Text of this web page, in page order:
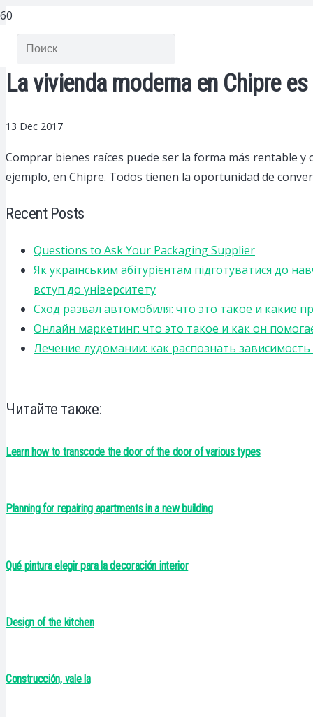
La vivienda moderna en Chipre
13 Dec 2017
Comprar bienes raíces puede ser la forma más rentable
ejemplo, en Chipre. Todos tienen la oportunidad de
Recent Posts
Questions to Ask Your Packaging Supplier
Як українським абітурієнтам підготуватися до
вступ до університету
Сход развал автомобиля: что это такое и какие
Онлайн маркетинг: что это такое и как он
Лечение лудомании: как распознать
Читайте также:
Learn how to transcode the door of the door of various types
Planning for repairing apartments in a new building
Qué pintura elegir para la decoración interior
Design of the kitchen
Construcción, vale la